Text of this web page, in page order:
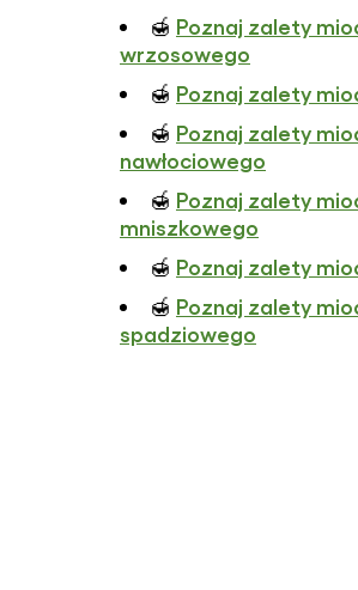
🍯 Poznaj zalety
wrzosowego
🍯 Poznaj zalety
🍯 Poznaj zalety
nawłociowego
🍯 Poznaj zalety
mniszkowego
🍯 Poznaj zalety
🍯 Poznaj zalety
spadziowego